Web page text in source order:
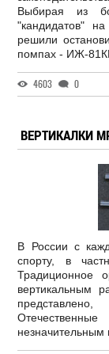
Выбирая из
"кандидатов"
решили
помпах - ИЖ-
4603 0
BЕРТИКАЛКИ
В России с
спорту, в
Традиционное
вертикальным